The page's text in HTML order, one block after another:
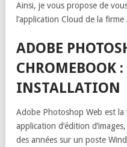
Ainsi, je vous propose de
l’application Cloud de la firme
ADOBE
CHROMEBOOK
INSTALLATION
Adobe Photoshop Web est
application d’édition
des années sur un poste